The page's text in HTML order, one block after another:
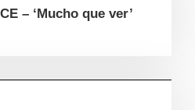
– ‘Mucho que ver’